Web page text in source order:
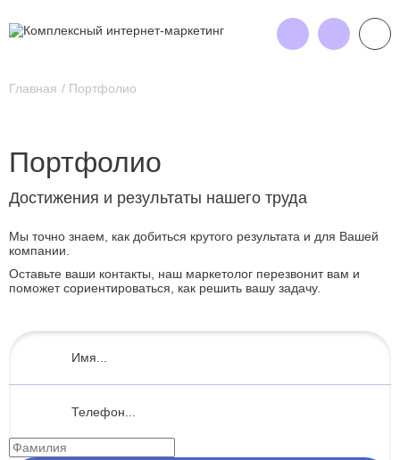
Главная Портфолио
Портфолио
Достижения и результаты нашего труда
Мы точно знаем, как добиться крутого результата и для Вашей
компании.
Оставьте ваши контакты, наш маркетолог перезвонит вам и
поможет сориентироваться, как решить вашу задачу.